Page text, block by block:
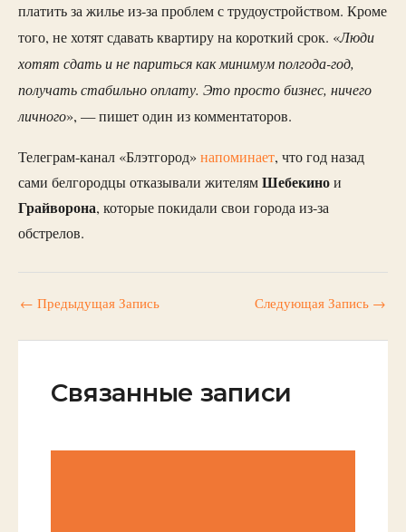
платить за жилье из-за проблем с трудоустройством. Кроме
того, не хотят сдавать квартиру на короткий срок. «Люди
хотят сдать и не париться как минимум полгода-год,
получать стабильно оплату. Это просто бизнес, ничего
личного», — пишет один из комментаторов.
Телеграм-канал «Блэтгород» напоминает, что год назад
сами белгородцы отказывали жителямШебекинои
Грайворона, которые покидали свои города из-за
обстрелов.
← Предыдущая Запись Следующая Запись →
Связанные записи